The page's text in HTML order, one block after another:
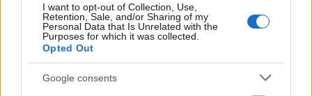
I want to opt-out of Collection, Use,
Retention, Sale, and/or Sharing of my
Personal Data that Is Unrelated with the
Purposes for which it was collected.
Opted Out
Google consents